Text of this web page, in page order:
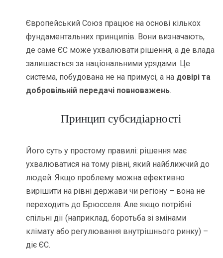
Європейський Союз працює на основі кількох
фундаментальних принципів. Вони визначають,
де саме ЄС може ухвалювати рішення, а де влада
залишається за національними урядами. Це
система, побудована не на примусі, а на довірі та
добровільній передачі повноважень.
Принцип субсидіарності
Його суть у простому правилі: рішення має
ухвалюватися на тому рівні, який найближчий до
людей. Якщо проблему можна ефективно
вирішити на рівні держави чи регіону – вона не
переходить до Брюсселя. Але якщо потрібні
спільні дії (наприклад, боротьба зі змінами
клімату або регулювання внутрішнього ринку) –
діє ЄС.